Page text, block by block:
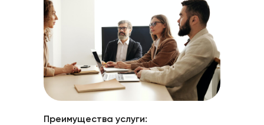
Преимущества услуги: